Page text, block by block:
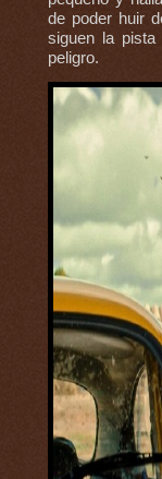
de poder huir
siguen la
peligro.